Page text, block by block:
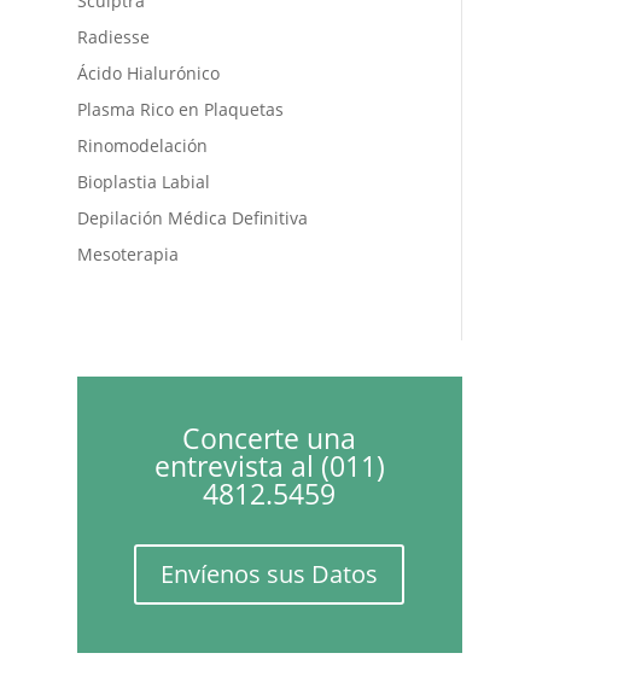
Radiesse
Ácido Hialurónico
Plasma Rico en Plaquetas
Rinomodelación
Bioplastia Labial
Depilación Médica Definitiva
Mesoterapia
Concerte una
entrevista al (011)
4812.5459
Envíenos sus Datos